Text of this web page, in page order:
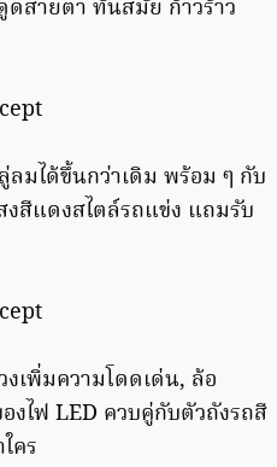
สายตา ทันสมัย ก้าวร้าว
มได้ขึ้นกว่าเดิม พร้อม ๆ กับ
งสีแดงสไตล์รถแข่ง แถมรับ
เพิ่มความโดดเด่น, ล้อ
งไฟ LED ควบคู่กับตัวถังรถสี
คร